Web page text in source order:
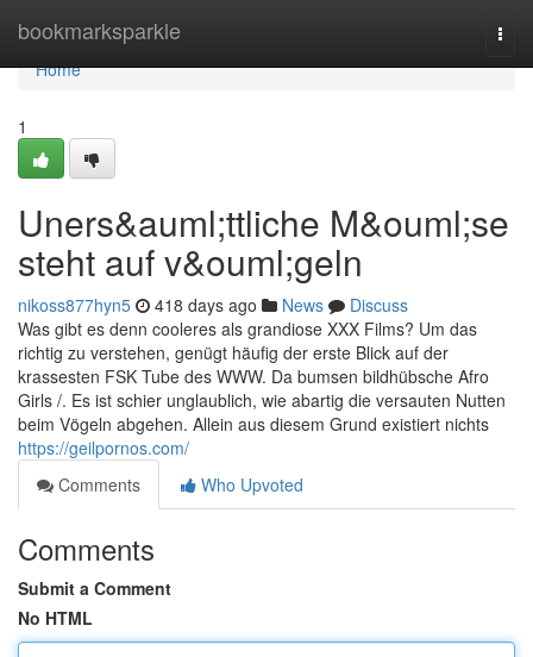
bookmarksparkle
Home
Home
1
Uners&auml;ttliche M&ouml;se
steht auf v&ouml;geln
nikoss877hyn5 418 days ago News
Discuss
Was gibt es denn cooleres als grandiose XXX Films? Um das
richtig zu verstehen, genügt häufig der erste Blick auf der
krassesten FSK Tube des WWW. Da bumsen bildhübsche Afro
Girls /. Es ist schier unglaublich, wie abartig die versauten Nutten
beim Vögeln abgehen. Allein aus diesem Grund existiert nichts
https://geilpornos.com/
Comments
Who Upvoted
Comments
Submit a Comment
No HTML